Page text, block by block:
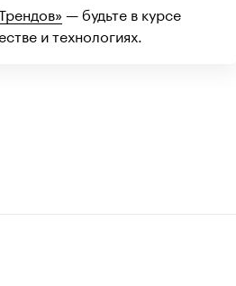
— будьте в курсе
и технологиях.